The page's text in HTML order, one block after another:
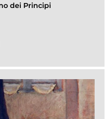
dei Principi